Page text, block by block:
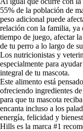
55% de la población de
peso adicional puede
relación con la familia, ya
tiempo de juego, afectar
de tu perro a lo largo de
Los nutricionistas y
especialmente para
integral de tu mascota.
Este alimento está
ofreciendo ingredientes
para que tu mascota
encanta incluso a los
energía, felicidad y
Hills es la marca #1